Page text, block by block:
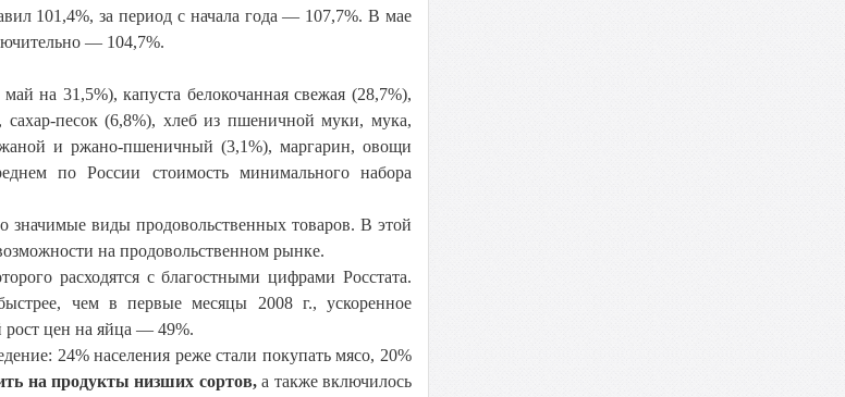
101,4%, за период с начала года — 107,7%. В мае
— 104,7%.
на 31,5%), капуста белокочанная свежая (28,7%),
песок (6,8%), хлеб из пшеничной муки, мука,
и ржано-пшеничный (3,1%), маргарин, овощи
по России стоимость минимального набора
виды продовольственных товаров. В этой
на продовольственном рынке.
расходятся с благостными цифрами Росстата.
чем в первые месяцы 2008 г., ускоренное
цен на яйца — 49%.
24% населения реже стали покупать мясо, 20%
на продукты низших сортов,а также включилось